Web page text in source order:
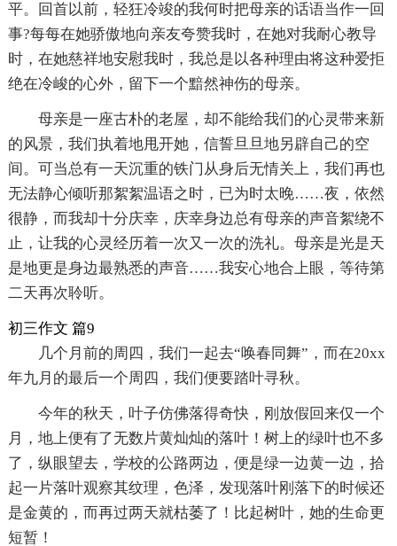
平。回首以前，轻狂冷竣的我何时把母亲的话语当作一回
事?每每在她骄傲地向亲友夸赞我时，在她对我耐心教导
时，在她慈祥地安慰我时，我总是以各种理由将这种爱拒
绝在冷峻的心外，留下一个黯然神伤的母亲。
母亲是一座古朴的老屋，却不能给我们的心灵带来新
的风景，我们执着地甩开她，信誓旦旦地另辟自己的空
间。可当总有一天沉重的铁门从身后无情关上，我们再也
无法静心倾听那絮絮温语之时，已为时太晚……夜，依然
很静，而我却十分庆幸，庆幸身边总有母亲的声音絮绕不
止，让我的心灵经历着一次又一次的洗礼。母亲是光是天
是地更是身边最熟悉的声音……我安心地合上眼，等待第
二天再次聆听。
初三作文 篇9
几个月前的周四，我们一起去“唤春同舞”，而在20xx
年九月的最后一个周四，我们便要踏叶寻秋。
今年的秋天，叶子仿佛落得奇快，刚放假回来仅一个
月，地上便有了无数片黄灿灿的落叶！树上的绿叶也不多
了，纵眼望去，学校的公路两边，便是绿一边黄一边，拾
起一片落叶观察其纹理，色泽，发现落叶刚落下的时候还
是金黄的，而再过两天就枯萎了！比起树叶，她的生命更
短暂！